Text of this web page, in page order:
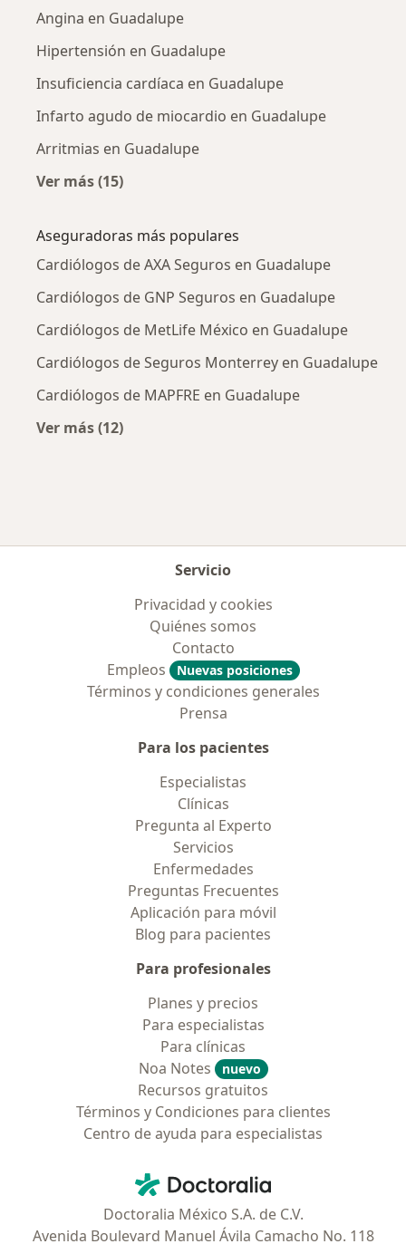
Angina en Guadalupe
Hipertensión en Guadalupe
Insuficiencia cardíaca en Guadalupe
Infarto agudo de miocardio en Guadalupe
Arritmias en Guadalupe
Ver más (15)
Aseguradoras más populares
Cardiólogos de AXA Seguros en Guadalupe
Cardiólogos de GNP Seguros en Guadalupe
Cardiólogos de MetLife México en Guadalupe
Cardiólogos de Seguros Monterrey en Guadalupe
Cardiólogos de MAPFRE en Guadalupe
Ver más (12)
Servicio
Privacidad y cookies
Quiénes somos
Contacto
Empleos
Nuevas posiciones
Términos y condiciones generales
Prensa
Para los pacientes
Especialistas
Clínicas
Pregunta al Experto
Servicios
Enfermedades
Preguntas Frecuentes
Aplicación para móvil
Blog para pacientes
Para profesionales
Planes y precios
Para especialistas
Para clínicas
Noa Notes
nuevo
Recursos gratuitos
Términos y Condiciones para clientes
Centro de ayuda para especialistas
Doctoralia - Página de inicio
Doctoralia México S.A. de C.V.
Avenida Boulevard Manuel Ávila Camacho No. 118